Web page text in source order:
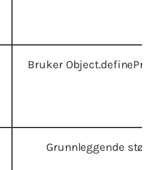
Bruker
Grunnleggende